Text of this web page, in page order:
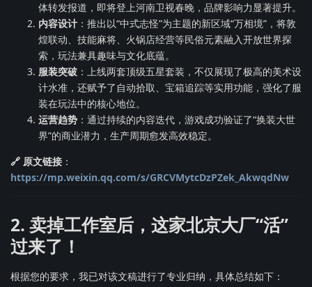
体转发报道，即将登上河南卫视春晚，品牌影响力显著提升。
内容设计 ：推出以“中式志怪”为主题的新区域“万相境”，将敦
煌联动、技能麻将、火锅店经营等民俗元素融入开放世界探
索，玩法兼具趣味与文化底蕴。
服装突破 ：上线两套顶级五星套装，不仅展现了极高的美术设
计水准，还赋予了自动拾取、宝箱追踪等实用功能，强化了服
装在玩法中的核心地位。
运营趋势 ：通过持续的内容迭代，游戏成功验证了“换装大世
界”的商业潜力，生产周期愈发高效稳定。
🔗 原文链接 ：
https://mp.weixin.qq.com/s/GRCVMytcDzPZek_AkwqdNw
2. 卖掉工作室后，这家北京大厂“活”
过来了！
根据您的要求，我已对该文稿进行了专业归纳，具体总结如下：